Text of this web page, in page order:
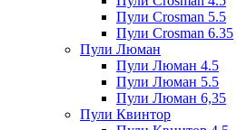
Пули Crosman 5.5
Пули Crosman 6.35
Пули Люман
Пули Люман 4.5
Пули Люман 5.5
Пули Люман 6,35
Пули Квинтор